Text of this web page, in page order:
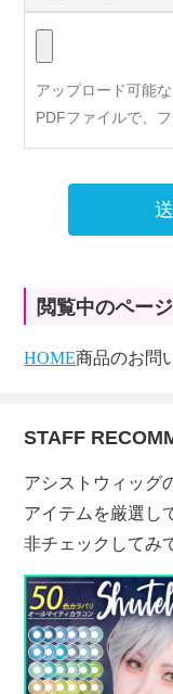
アップロード可能
PDFファイルで、
閲覧中のページ
HOME商品のお問
STAFF
アシストウィッグ
アイテムを厳選し
非チェックしてみ